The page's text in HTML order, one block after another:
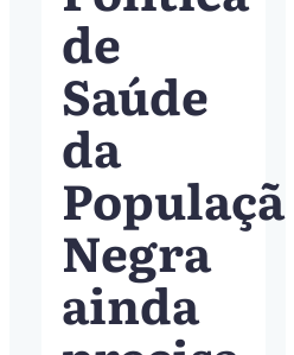
de
Saúde
da
População
Negra
ainda